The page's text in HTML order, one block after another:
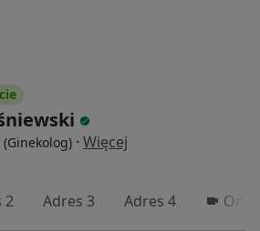
· Więcej
2 Adres 3 Adres 4